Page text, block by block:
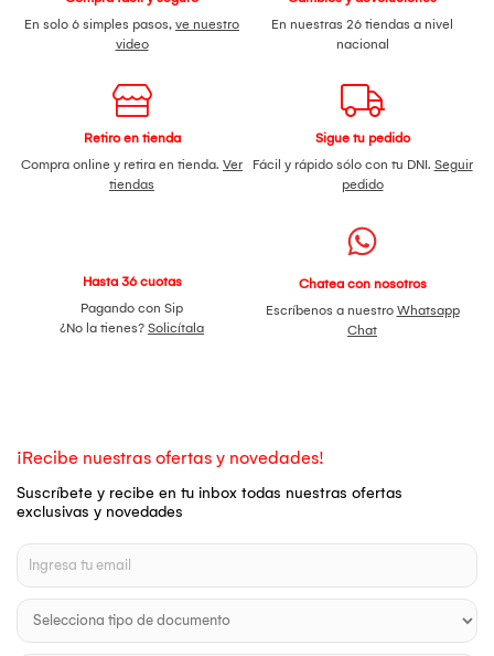
En solo 6 simples pasos, ve nuestro
video
En nuestras 26 tiendas a nivel
nacional
Retiro en tienda
Compra online y retira en tienda. Ver
tiendas
Sigue tu pedido
Fácil y rápido sólo con tu DNI. Seguir
pedido
Hasta 36 cuotas
Pagando con Sip
¿No la tienes? Solicítala
Chatea con nosotros
Escríbenos a nuestro Whatsapp
Chat
¡Recibe nuestras ofertas y novedades!
Suscríbete y recibe en tu inbox todas nuestras ofertas
exclusivas y novedades